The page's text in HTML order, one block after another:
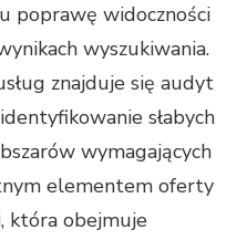
poprawę widoczności
wyszukiwania.
znajduje się audyt
słabych
wymagających
elementem oferty
która obejmuje